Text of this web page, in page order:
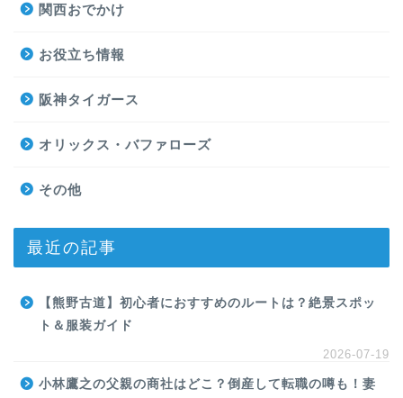
関西おでかけ
お役立ち情報
阪神タイガース
オリックス・バファローズ
その他
最近の記事
【熊野古道】初心者におすすめのルートは？絶景スポッ
ト＆服装ガイド
2026-07-19
小林鷹之の父親の商社はどこ？倒産して転職の噂も！妻